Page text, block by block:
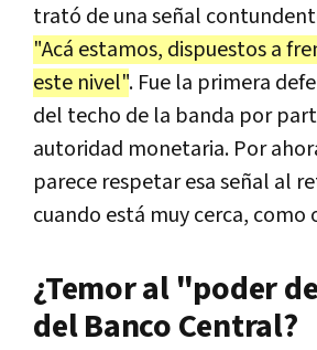
trató de una señal
"Acá estamos, dispuestos a
este nivel". Fue la primera
del techo de la banda por
autoridad monetaria. Por
parece respetar esa señal al
cuando está muy cerca, como
¿Temor al "poder
del Banco Central?